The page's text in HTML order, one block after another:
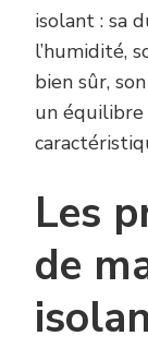
isolant : sa
l’humidité,
bien sûr,
un
Les
de